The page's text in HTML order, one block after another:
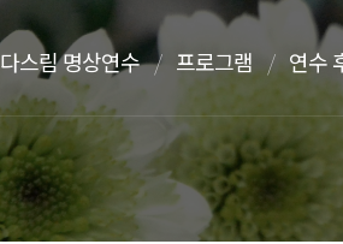
다스림 명상연수 프로그램 연수